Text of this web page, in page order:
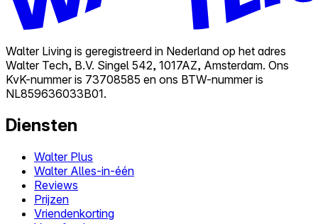
Walter Living is geregistreerd in Nederland op het adres
Walter Tech, B.V. Singel 542, 1017AZ, Amsterdam. Ons
KvK-nummer is 73708585 en ons BTW-nummer is
NL859636033B01.
Diensten
Walter Plus
Walter Alles-in-één
Reviews
Prijzen
Vriendenkorting